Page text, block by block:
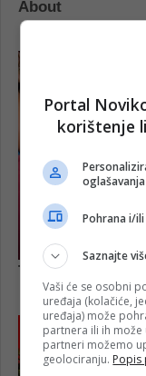
Portal
korištenje
Pohrana i/
Saznajte
Vaši će se osobni
uređaja (kolačiće,
uređaja) može
partnera ili ih
partneri možemo
geolociranju. Popis